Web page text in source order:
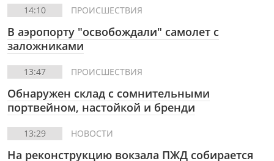
14:10 ПРОИСШЕСТВИЯ
В аэропорту "освобождали" самолет с
заложниками
13:47 ПРОИСШЕСТВИЯ
Обнаружен склад с сомнительными
портвейном, настойкой и бренди
13:29 НОВОСТИ
На реконструкцию вокзала ПЖД собирается